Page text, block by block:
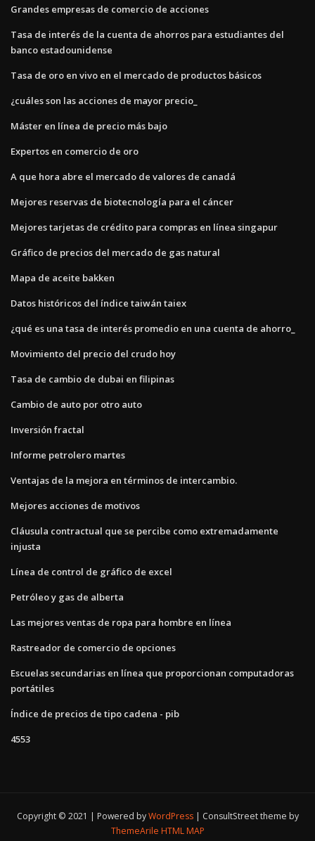
Grandes empresas de comercio de acciones
Tasa de interés de la cuenta de ahorros para estudiantes del
banco estadounidense
Tasa de oro en vivo en el mercado de productos básicos
¿cuáles son las acciones de mayor precio_
Máster en línea de precio más bajo
Expertos en comercio de oro
A que hora abre el mercado de valores de canadá
Mejores reservas de biotecnología para el cáncer
Mejores tarjetas de crédito para compras en línea singapur
Gráfico de precios del mercado de gas natural
Mapa de aceite bakken
Datos históricos del índice taiwán taiex
¿qué es una tasa de interés promedio en una cuenta de ahorro_
Movimiento del precio del crudo hoy
Tasa de cambio de dubai en filipinas
Cambio de auto por otro auto
Inversión fractal
Informe petrolero martes
Ventajas de la mejora en términos de intercambio.
Mejores acciones de motivos
Cláusula contractual que se percibe como extremadamente
injusta
Línea de control de gráfico de excel
Petróleo y gas de alberta
Las mejores ventas de ropa para hombre en línea
Rastreador de comercio de opciones
Escuelas secundarias en línea que proporcionan computadoras
portátiles
Índice de precios de tipo cadena - pib
4553
Copyright © 2021 | Powered byWordPress
ConsultStreet theme by
ThemeArile HTML MAP